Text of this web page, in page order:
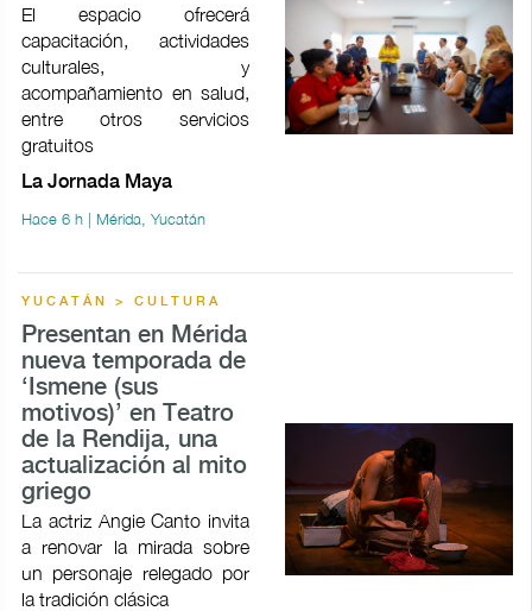
El espacio ofrecerá
capacitación, actividades
culturales, y
acompañamiento en salud,
entre otros servicios
gratuitos
La Jornada Maya
Hace 6 h | Mérida, Yucatán
YUCATÁN > CULTURA
Presentan en Mérida
nueva temporada de
‘Ismene (sus
motivos)’ en Teatro
de la Rendija, una
actualización al mito
griego
La actriz Angie Canto invita
a renovar la mirada sobre
un personaje relegado por
la tradición clásica